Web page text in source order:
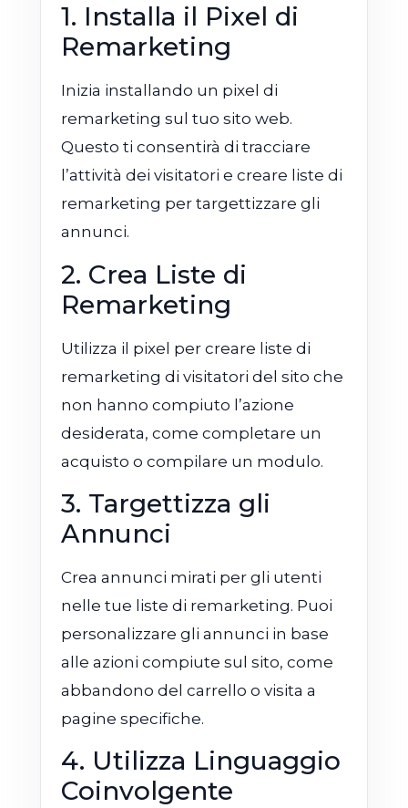
1. Installa il Pixel di
Remarketing
Inizia installando un pixel di
remarketing sul tuo sito web.
Questo ti consentirà di tracciare
l’attività dei visitatori e creare liste di
remarketing per targettizzare gli
annunci.
2. Crea Liste di
Remarketing
Utilizza il pixel per creare liste di
remarketing di visitatori del sito che
non hanno compiuto l’azione
desiderata, come completare un
acquisto o compilare un modulo.
3. Targettizza gli
Annunci
Crea annunci mirati per gli utenti
nelle tue liste di remarketing. Puoi
personalizzare gli annunci in base
alle azioni compiute sul sito, come
abbandono del carrello o visita a
pagine specifiche.
4. Utilizza Linguaggio
Coinvolgente